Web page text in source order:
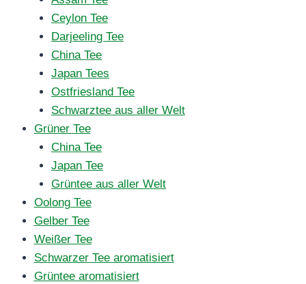
Ceylon Tee
Darjeeling Tee
China Tee
Japan Tees
Ostfriesland Tee
Schwarztee aus aller Welt
Grüner Tee
China Tee
Japan Tee
Grüntee aus aller Welt
Oolong Tee
Gelber Tee
Weißer Tee
Schwarzer Tee aromatisiert
Grüntee aromatisiert